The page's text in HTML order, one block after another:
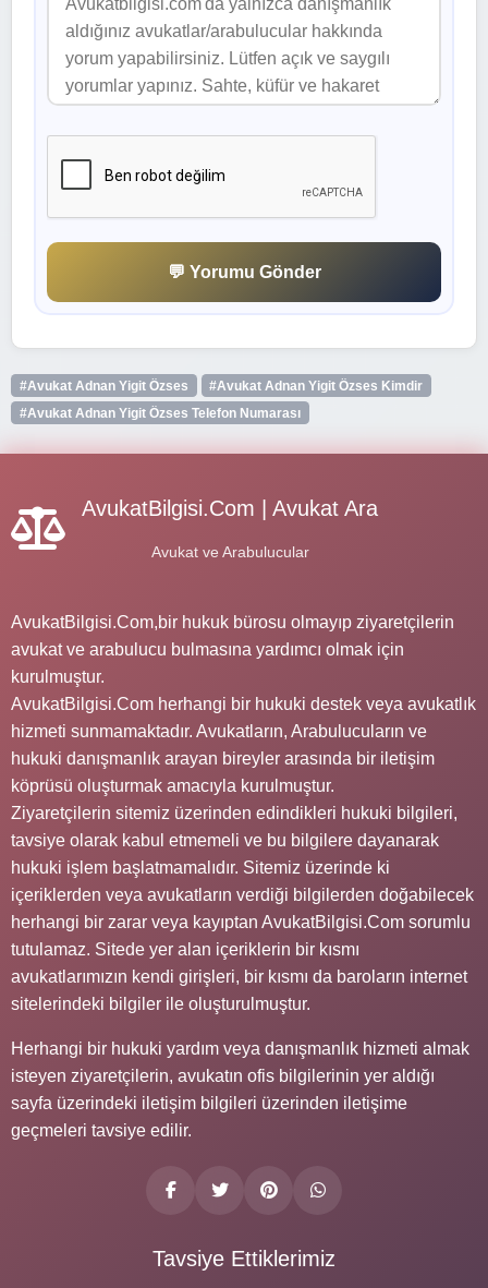
💬 Yorumu Gönder
#Avukat Adnan Yigit Özses
#Avukat Adnan Yigit Özses Kimdir
#Avukat Adnan Yigit Özses Telefon Numarası
AvukatBilgisi.Com | Avukat Ara
Avukat ve Arabulucular
AvukatBilgisi.Com,bir hukuk bürosu olmayıp ziyaretçilerin
avukat ve arabulucu bulmasına yardımcı olmak için
kurulmuştur.
AvukatBilgisi.Com herhangi bir hukuki destek veya avukatlık
hizmeti sunmamaktadır. Avukatların, Arabulucuların ve
hukuki danışmanlık arayan bireyler arasında bir iletişim
köprüsü oluşturmak amacıyla kurulmuştur.
Ziyaretçilerin sitemiz üzerinden edindikleri hukuki bilgileri,
tavsiye olarak kabul etmemeli ve bu bilgilere dayanarak
hukuki işlem başlatmamalıdır. Sitemiz üzerinde ki
içeriklerden veya avukatların verdiği bilgilerden doğabilecek
herhangi bir zarar veya kayıptan AvukatBilgisi.Com sorumlu
tutulamaz. Sitede yer alan içeriklerin bir kısmı
avukatlarımızın kendi girişleri, bir kısmı da baroların internet
sitelerindeki bilgiler ile oluşturulmuştur.
Herhangi bir hukuki yardım veya danışmanlık hizmeti almak
isteyen ziyaretçilerin, avukatın ofis bilgilerinin yer aldığı
sayfa üzerindeki iletişim bilgileri üzerinden iletişime
geçmeleri tavsiye edilir.
Tavsiye Ettiklerimiz